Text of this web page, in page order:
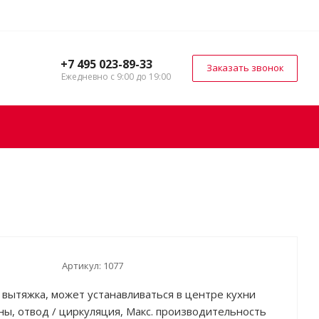
+7 495 023-89-33
Ежедневно с 9:00 до 19:00
Заказать звонок
Артикул: 1077
может устанавливаться в центре кухни
отвод / циркуляция, Макс. производительность